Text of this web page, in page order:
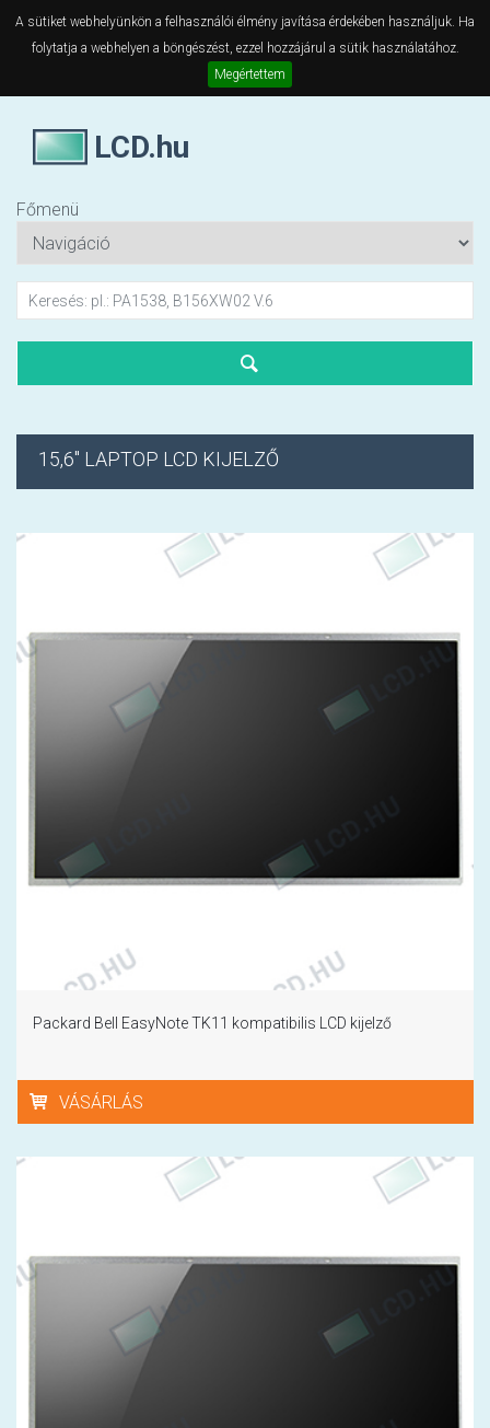
A sütiket webhelyünkön a felhasználói élmény javítása érdekében használjuk. Ha
folytatja a webhelyen a böngészést, ezzel hozzájárul a sütik használatához.
Megértettem
LCD.hu
Főmenü
15,6" LAPTOP LCD KIJELZŐ
Packard Bell EasyNote TK11 kompatibilis LCD kijelző
VÁSÁRLÁS